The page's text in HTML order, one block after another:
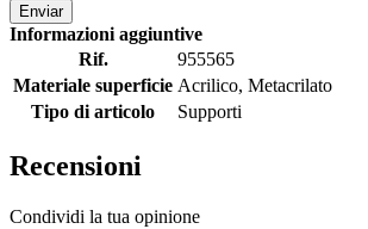
Enviar
Informazioni aggiuntive
Rif.
955565
Materiale superficie Acrilico, Metacrilato
Tipo di articolo
Supporti
Recensioni
Condividi la tua opinione